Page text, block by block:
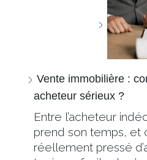
Vente immobilière :
acheteur sérieux ?
Entre l’acheteur
prend son temps, et
réellement pressé